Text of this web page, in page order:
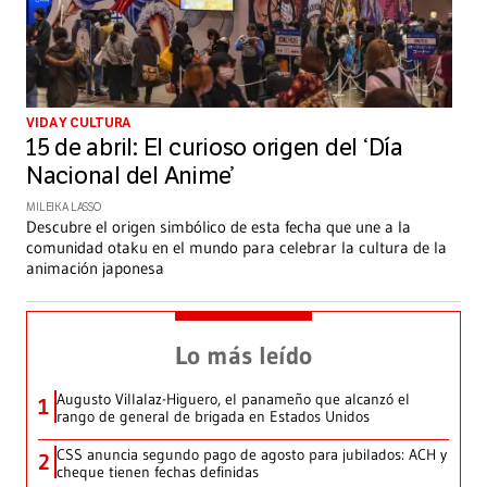
VIDA Y CULTURA
15 de abril: El curioso origen del ‘Día
Nacional del Anime’
MILEIKA LASSO
Descubre el origen simbólico de esta fecha que une a la
comunidad otaku en el mundo para celebrar la cultura de la
animación japonesa
Lo más leído
1 Augusto Villalaz-Higuero, el panameño que alcanzó el
rango de general de brigada en Estados Unidos
2 CSS anuncia segundo pago de agosto para jubilados: ACH y
cheque tienen fechas definidas